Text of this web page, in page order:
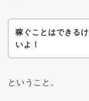
稼ぐことはできる
いよ！
ということ。